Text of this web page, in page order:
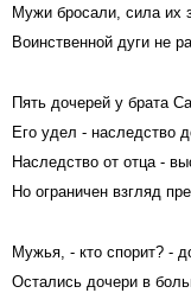
Мужи бросали, сила их
Воинственной дуги не
Пять дочерей у брата
Его удел - наследство
Наследство от отца -
Но ограничен взгляд
Мужья, - кто спорит? -
Остались дочери в